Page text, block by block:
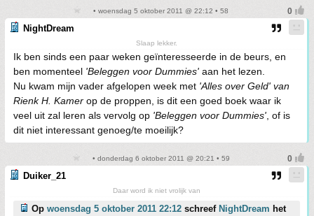
• woensdag 5 oktober 2011 @ 22:12 • 58
NightDream
Slaap lekker.
Ik ben sinds een paar weken geïnteresseerde in de beurs, en
ben momenteel 'Beleggen voor Dummies' aan het lezen.
Nu kwam mijn vader afgelopen week met 'Alles over Geld' van
Rienk H. Kamer op de proppen, is dit een goed boek waar ik
veel uit zal leren als vervolg op 'Beleggen voor Dummies' , of is
dit niet interessant genoeg/te moeilijk?
• donderdag 6 oktober 2011 @ 20:21 • 59
Duiker_21
Daar word ik niet vrolijk van
Op woensdag 5 oktober 2011 22:12 schreef NightDream het